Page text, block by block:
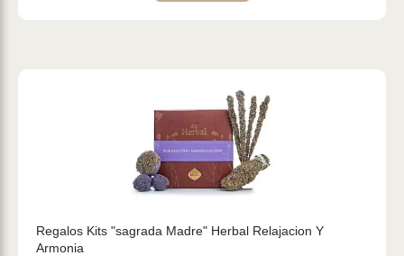
Regalos Kits "sagrada Madre" Herbal Relajacion Y
Armonia